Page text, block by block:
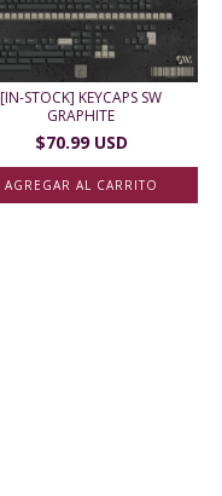
[IN-STOCK] KEYCAPS SW
GRAPHITE
$70.99 USD